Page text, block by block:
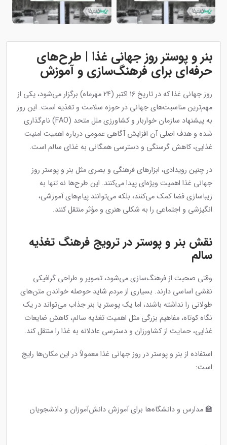
بنر و پوستر روز جهانی غذا | طرح‌های
حرفه‌ای برای فرهنگ‌سازی و آموزش
روز جهانی غذا که در تاریخ ۱۶ اکتبر (۲۴ مهرماه) برگزار می‌شود، یکی از
مهم‌ترین مناسبت‌های جهانی در حوزه سلامت و تغذیه است. این روز
به پیشنهاد سازمان خواربار و کشاورزی ملل متحد (FAO) نام‌گذاری
شده و هدف اصلی آن افزایش آگاهی عمومی درباره اهمیت امنیت
غذایی، کاهش گرسنگی و دسترسی همگانی به غذای سالم است.
در چنین رویدادی، ابزارهای فرهنگی و بصری مثل بنر و پوستر روز
جهانی غذا اهمیت ویژه‌ای پیدا می‌کنند. این طرح‌ها نه تنها به
زیباسازی فضا کمک می‌کنند، بلکه می‌توانند پیام‌های آموزشی،
انگیزشی و اجتماعی را به شکلی هنری و مؤثر منتقل کنند.
نقش بنر و پوستر در ترویج فرهنگ تغذیه
سالم
وقتی صحبت از فرهنگ‌سازی می‌شود، تصویر و طراحی گرافیکی
نقشی اساسی دارند. بسیاری از مردم شاید حوصله خواندن متن‌های
طولانی را نداشته باشند، اما یک پوستر یا بنر جذاب می‌تواند در یک
نگاه کوتاه، مفاهیم بزرگی مثل اهمیت تغذیه سالم، کاهش ضایعات
غذایی، حمایت از کشاورزان و دسترسی عادلانه به غذا را منتقل کند.
استفاده از بنر و پوستر در روز جهانی غذا معمولاً در این مکان‌ها رایج
است:
🏫 مدارس و دانشگاه‌ها برای آموزش دانش‌آموزان و دانشجویان